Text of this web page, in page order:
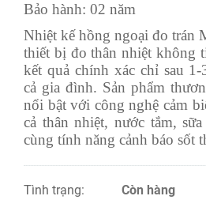
Bảo hành: 02 năm
Nhiệt kế hồng ngoại đo trán
thiết bị đo thân nhiệt không
kết quả chính xác chỉ sau
cả gia đình. Sản phẩm
nổi bật với công nghệ cảm
cả thân nhiệt, nước tắm,
cùng tính năng cảnh báo sốt
Tình trạng: Còn hàng